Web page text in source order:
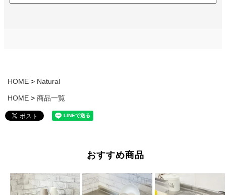
HOME Natural
HOME 商品一覧
おすすめ商品